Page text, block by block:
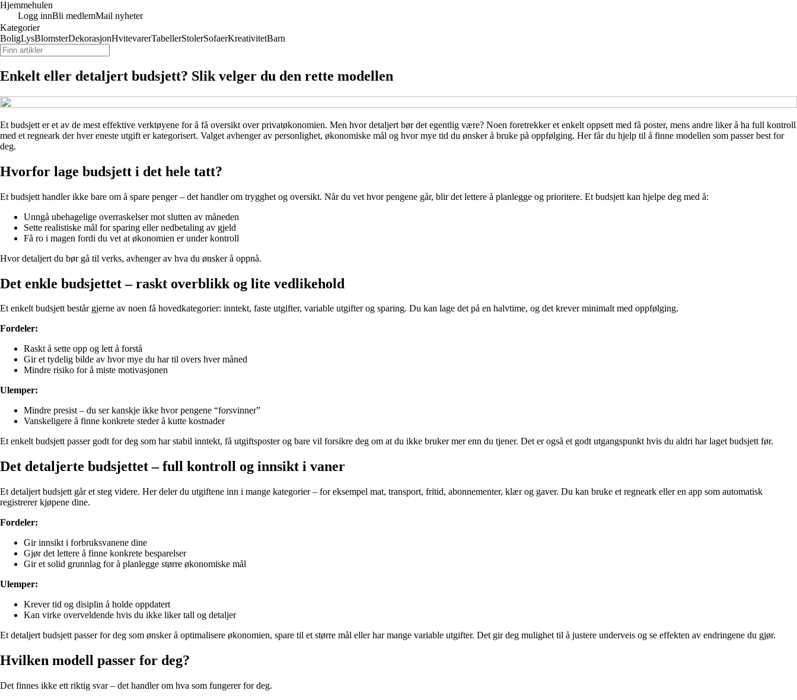
Hjemmehulen
Logg innBli medlemMail nyheter
Kategorier
BoligLysBlomsterDekorasjonHvitevarerTabellerStolerSofaerKreativitetBarn
Enkelt eller detaljert budsjett? Slik velger du den rette modellen
Et budsjett er et av de mest effektive verktøyene for å få oversikt over privatøkonomien. Men hvor detaljert bør det egentlig være? Noen foretrekker et enkelt oppsett med få poster, mens andre liker å ha full kontroll
med et regneark der hver eneste utgift er kategorisert. Valget avhenger av personlighet, økonomiske mål og hvor mye tid du ønsker å bruke på oppfølging. Her får du hjelp til å finne modellen som passer best for
deg.
Hvorfor lage budsjett i det hele tatt?
Et budsjett handler ikke bare om å spare penger – det handler om trygghet og oversikt. Når du vet hvor pengene går, blir det lettere å planlegge og prioritere. Et budsjett kan hjelpe deg med å:
Unngå ubehagelige overraskelser mot slutten av måneden
Sette realistiske mål for sparing eller nedbetaling av gjeld
Få ro i magen fordi du vet at økonomien er under kontroll
Hvor detaljert du bør gå til verks, avhenger av hva du ønsker å oppnå.
Det enkle budsjettet – raskt overblikk og lite vedlikehold
Et enkelt budsjett består gjerne av noen få hovedkategorier: inntekt, faste utgifter, variable utgifter og sparing. Du kan lage det på en halvtime, og det krever minimalt med oppfølging.
Fordeler:
Raskt å sette opp og lett å forstå
Gir et tydelig bilde av hvor mye du har til overs hver måned
Mindre risiko for å miste motivasjonen
Ulemper:
Mindre presist – du ser kanskje ikke hvor pengene “forsvinner”
Vanskeligere å finne konkrete steder å kutte kostnader
Et enkelt budsjett passer godt for deg som har stabil inntekt, få utgiftsposter og bare vil forsikre deg om at du ikke bruker mer enn du tjener. Det er også et godt utgangspunkt hvis du aldri har laget budsjett før.
Det detaljerte budsjettet – full kontroll og innsikt i vaner
Et detaljert budsjett går et steg videre. Her deler du utgiftene inn i mange kategorier – for eksempel mat, transport, fritid, abonnementer, klær og gaver. Du kan bruke et regneark eller en app som automatisk
registrerer kjøpene dine.
Fordeler:
Gir innsikt i forbruksvanene dine
Gjør det lettere å finne konkrete besparelser
Gir et solid grunnlag for å planlegge større økonomiske mål
Ulemper:
Krever tid og disiplin å holde oppdatert
Kan virke overveldende hvis du ikke liker tall og detaljer
Et detaljert budsjett passer for deg som ønsker å optimalisere økonomien, spare til et større mål eller har mange variable utgifter. Det gir deg mulighet til å justere underveis og se effekten av endringene du gjør.
Hvilken modell passer for deg?
Det finnes ikke ett riktig svar – det handler om hva som fungerer for deg.